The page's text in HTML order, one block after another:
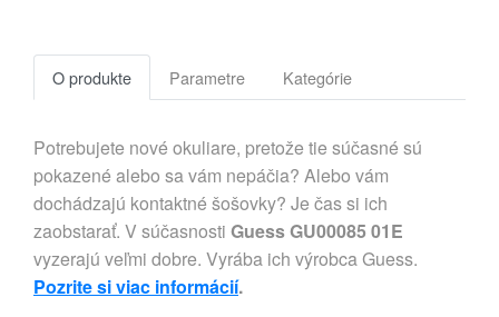
O produkte Parametre Kategórie
Potrebujete nové okuliare, pretože tie súčasné sú
pokazené alebo sa vám nepáčia? Alebo vám
dochádzajú kontaktné šošovky? Je čas si ich
zaobstarať. V súčasnosti Guess GU00085 01E
vyzerajú veľmi dobre. Vyrába ich výrobca Guess.
Pozrite si viac informácií.